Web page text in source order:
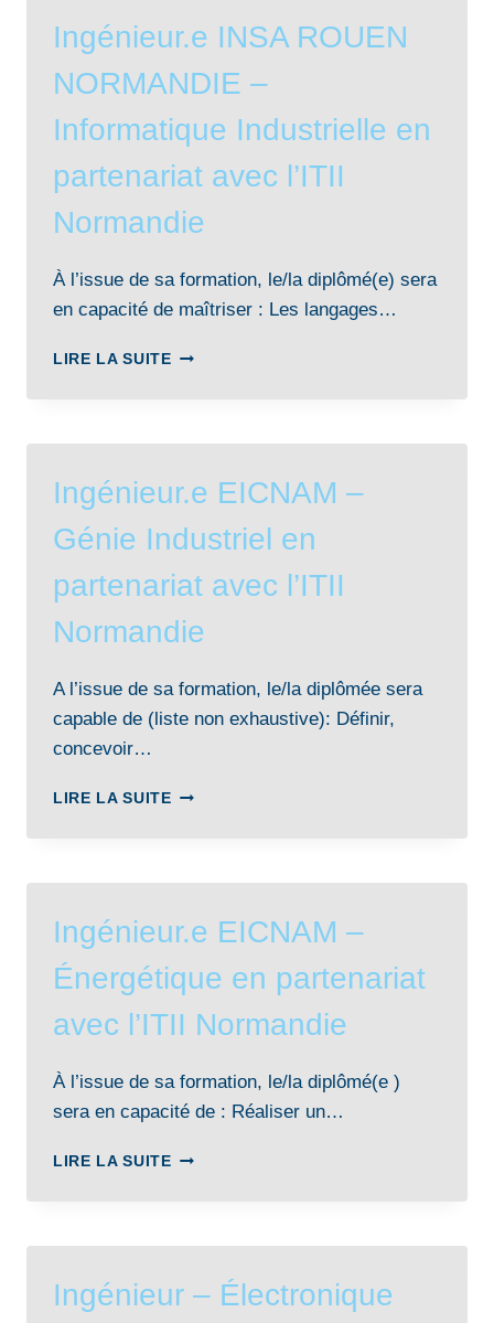
Ingénieur.e INSA ROUEN
NORMANDIE –
Informatique Industrielle en
partenariat avec l’ITII
Normandie
À l’issue de sa formation, le/la diplômé(e) sera
en capacité de maîtriser : Les langages…
LIRE LA SUITEINGÉNIEUR.E
–
INDUSTRIELLE
PARTENARIAT
L’ITII
Ingénieur.e EICNAM –
Génie Industriel en
partenariat avec l’ITII
Normandie
A l’issue de sa formation, le/la diplômée sera
capable de (liste non exhaustive): Définir,
concevoir…
LIRE LA SUITEINGÉNIEUR.E
INDUSTRIEL
PARTENARIAT
L’ITII
Ingénieur.e EICNAM –
Énergétique en partenariat
avec l’ITII Normandie
À l’issue de sa formation, le/la diplômé(e )
sera en capacité de : Réaliser un…
LIRE LA SUITEINGÉNIEUR.E
EN
AVEC
Ingénieur – Électronique